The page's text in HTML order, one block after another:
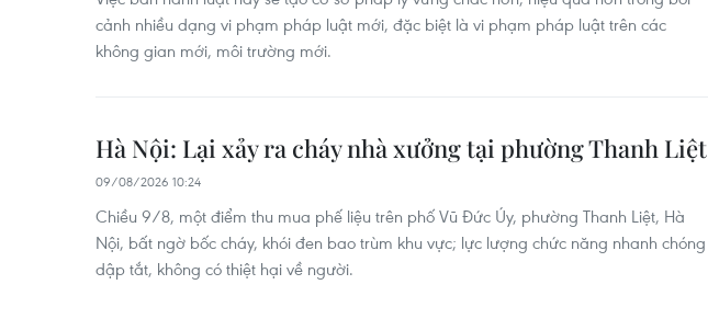
cảnh nhiều dạng vi phạm pháp luật mới, đặc biệt là vi phạm pháp luật trên các
không gian mới, môi trường mới.
Hà Nội: Lại xảy ra cháy nhà xưởng tại phường Thanh Liệt
09/08/2026 10:24
Chiều 9/8, một điểm thu mua phế liệu trên phố Vũ Đức Úy, phường Thanh Liệt, Hà
Nội, bất ngờ bốc cháy, khói đen bao trùm khu vực; lực lượng chức năng nhanh chóng
dập tắt, không có thiệt hại về người.